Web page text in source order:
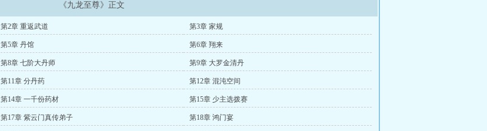
《九龙至尊》正文
第2章 重返武道 第3章 家规
第5章 丹馆 第6章 翔来
第8章 七阶大丹师 第9章 大罗金清丹
第11章 分丹药 第12章 混沌空间
第14章 一千份药材 第15章 少主选拨赛
第17章 紫云门真传弟子 第18章 鸿门宴